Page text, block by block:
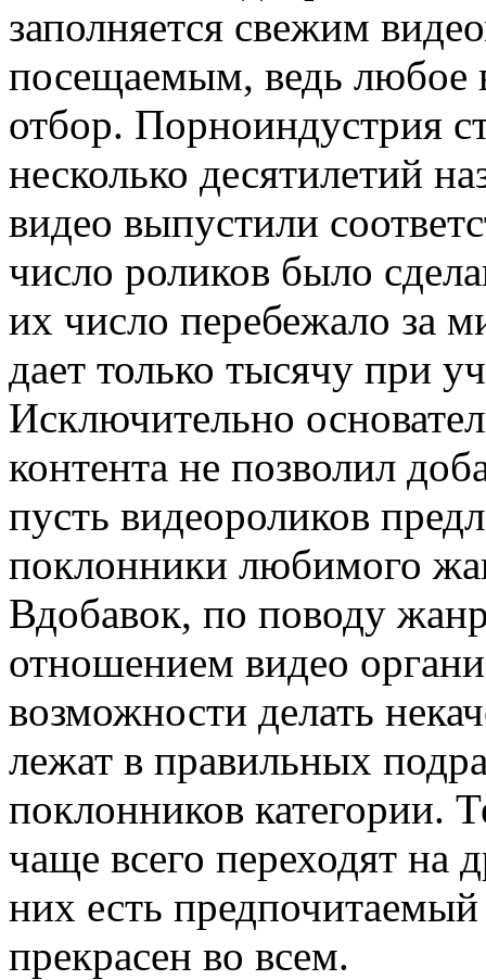
заполняется свежим
посещаемым, ведь любое
отбор. Порноиндустрия
несколько десятилетий
видео выпустили
число роликов было
их число перебежало за
дает только тысячу при
Исключительно
контента не позволил
пусть видеороликов
поклонники любимого
Вдобавок, по поводу
отношением видео
возможности делать
лежат в правильных
поклонников категории.
чаще всего переходят на
них есть
прекрасен во всем.